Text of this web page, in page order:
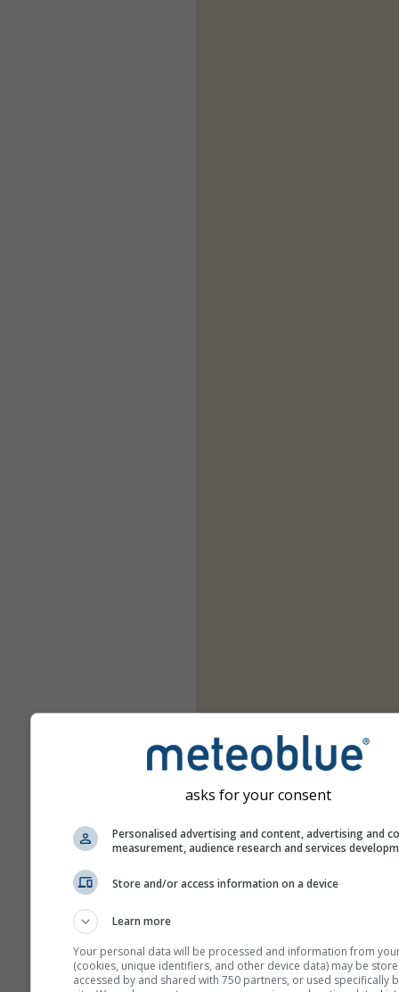
asks for your consent
Personalised advertising and content, advertising and
measurement, audience research and services
Store and/or access information on a device
Learn more
Your personal data will be processed and information from
(cookies, unique identifiers, and other device data) may be
accessed by and shared with 750 partners, or used specifically